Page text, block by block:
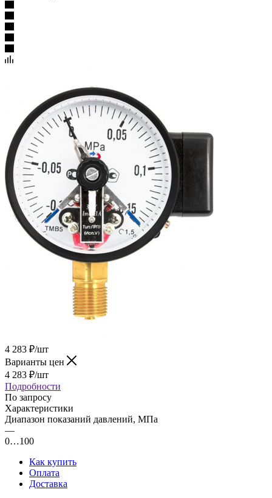
4 283 ₽/шт
Варианты цен
4 283 ₽/шт
Подробности
По запросу
Характеристики
Диапазон показаний давлений, МПа
—
0…100
Как купить
Оплата
Доставка